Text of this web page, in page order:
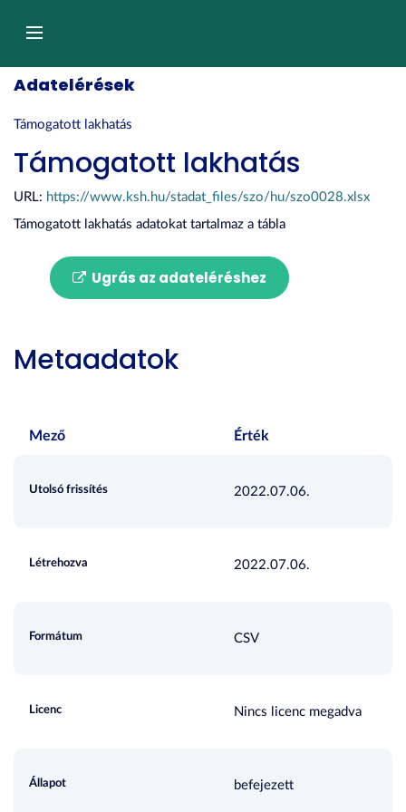
átugrásaNavigáció
Adatelérések
Támogatott lakhatás
Ugrás az adateléréshez
Támogatott lakhatás
URL: https://www.ksh.hu/stadat_files/szo/hu/szo0028.xlsx
Támogatott lakhatás adatokat tartalmaz a tábla
Metaadatok
Mező Érték
Utolsó frissítés 2022.07.06.
Létrehozva 2022.07.06.
Formátum CSV
Licenc Nincs licenc megadva
Állapot befejezett